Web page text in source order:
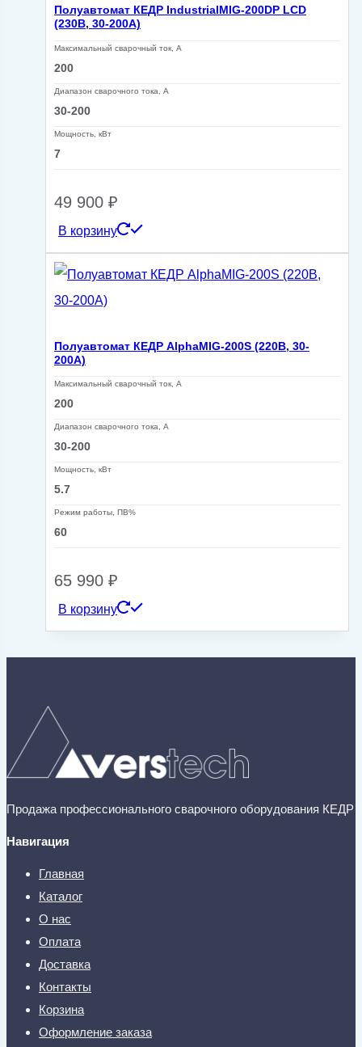
Полуавтомат КЕДР IndustrialMIG-200DP LCD
(230В, 30-200А)
Максимальный сварочный ток, А
200
Диапазон сварочного тока, А
30-200
Мощность, кВт
7
49 900 ₽
В корзину
Полуавтомат КЕДР AlphaMIG-200S (220В, 30-
200А)
Максимальный сварочный ток, А
200
Диапазон сварочного тока, А
30-200
Мощность, кВт
5.7
Режим работы, ПВ%
60
65 990 ₽
В корзину
Продажа профессионального сварочного оборудования КЕДР
Навигация
Главная
Каталог
О нас
Оплата
Доставка
Контакты
Корзина
Оформление заказа